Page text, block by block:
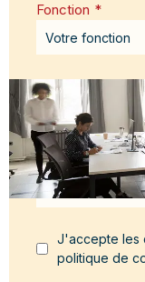
Fonction *
Email
Message
J'accepte les
politique de